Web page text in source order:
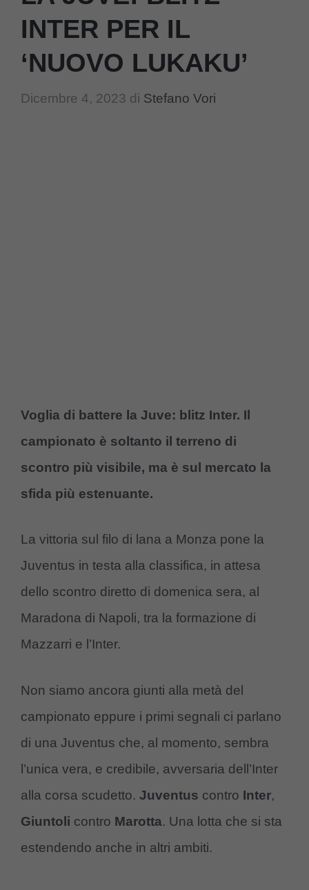
INTER PER IL
‘NUOVO LUKAKU’
Dicembre 4, 2023 di Stefano Vori
Voglia di battere la Juve: blitz Inter. Il
campionato è soltanto il terreno di
scontro più visibile, ma è sul mercato la
sfida più estenuante.
La vittoria sul filo di lana a Monza pone la
Juventus in testa alla classifica, in attesa
dello scontro diretto di domenica sera, al
Maradona di Napoli, tra la formazione di
Mazzarri e l’Inter.
Non siamo ancora giunti alla metà del
campionato eppure i primi segnali ci parlano
di una Juventus che, al momento, sembra
l’unica vera, e credibile, avversaria dell’Inter
alla corsa scudetto. Juventus contro Inter,
Giuntoli contro Marotta. Una lotta che si sta
estendendo anche in altri ambiti.